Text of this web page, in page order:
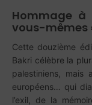
Hommage à
vous-mêmes
Cette douzième
Bakri célèbre la
palestiniens, mais
européens… qui
l’exil, de la